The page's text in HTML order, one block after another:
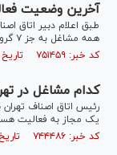
آخرین وضعیت
طبق اعلام دبیر اتاق
همه مشاغل به جز ۷ گروه مجاز به فعالیت هستند.
کد خبر: ۷۵۱۴۵۹ تاریخ انتشار : ۱۴۰۰/۰۶/۰۱
کدام مشاغل در
رئیس اتاق اصناف
یک مجاز به فعالیت
کد خبر: ۷۴۴۴۸۶ تاریخ انتشار : ۱۴۰۰/۰۵/۰۴